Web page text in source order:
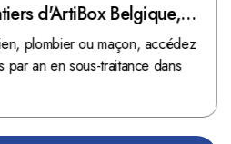
d'ArtiBox Belgique,
plombier ou maçon, accédez
an en sous-traitance dans